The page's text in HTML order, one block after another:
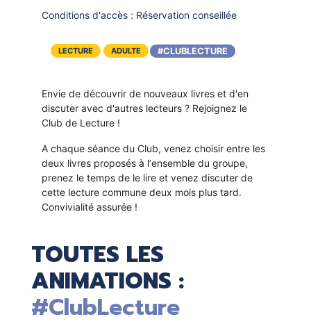
Conditions d'accès : Réservation conseillée
LECTURE ADULTE #CLUBLECTURE
Envie de découvrir de nouveaux livres et d'en
discuter avec d'autres lecteurs ? Rejoignez le
Club de Lecture !
A chaque séance du Club, venez choisir entre les
deux livres proposés à l’ensemble du groupe,
prenez le temps de le lire et venez discuter de
cette lecture commune deux mois plus tard.
Convivialité assurée !
TOUTES LES
ANIMATIONS :
#ClubLecture